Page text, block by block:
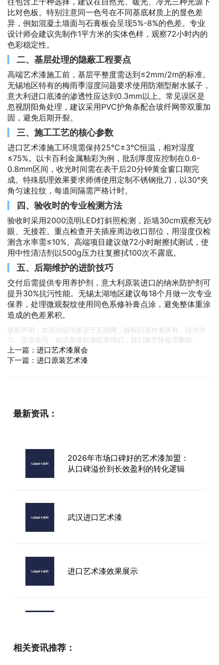
比对色板。特别注意同一色号在不同基底材质上的显色差
异，例如混凝土墙面与石膏板会呈现5%-8%的色差。专业
设计师会建议先制作1平方米的实体色样，观察72小时内的
色彩稳定性。
二、基层处理的隐蔽工程要点
高端艺术漆施工前，基层平整度需达到≤2mm/2m的标准。
无锡地区特有的梅雨季湿度问题要求使用防潮型耐水腻子，
意大利进口底漆的渗透性应达到0.3mm以上。常见误区是
忽视阴阳角处理，建议采用PVC护角条配合玻纤网带双重加
固，避免后期开裂。
三、施工工艺的核心参数
进口艺术漆施工环境需保持25℃±3℃恒温，相对湿度
≤75%。以卡百利金属釉彩为例，批刮厚度应控制在0.6-
0.8mm区间，收光时间需在表干后20分钟黄金窗口期完
成。特殊肌理效果要求师傅使用定制不锈钢批刀，以30°夹
角匀速拉纹，每道间隔需严格计时。
四、验收时的专业检测方法
验收时采用2000流明LED灯斜照检测，距墙30cm观察无砂
眼、无接茬。重点检查开关插座周边收口部位，用湿度仪检
测含水率需≤10%。高端项目建议做72小时耐擦拭测试，使
用中性清洁剂以500g压力往复擦拭100次不露底。
五、后期维护的进阶技巧
交付后需提供专用养护剂，意大利原装进口的纳米防护剂可
提升30%抗污性能。无锡太湖地区建议每18个月做一次专业
保养，处理微观裂纹使用同色系修补膏点涂，避免整体重涂
造成的色差累积。
版权声明：本页内容均来源于互联网，版权归原作者所有。仅供学
习、交流使用，如涉及侵权请联系我们，我们将尽快处理删除。
上一篇： 进口艺术漆展会
下一篇： 进口原装艺术漆
最新资讯：
2026年市场口碑好的艺术漆加盟：
从口碑溢价到长效盈利的转化逻辑
武汉进口艺术漆
进口艺术漆效果展示
相关资讯推荐：